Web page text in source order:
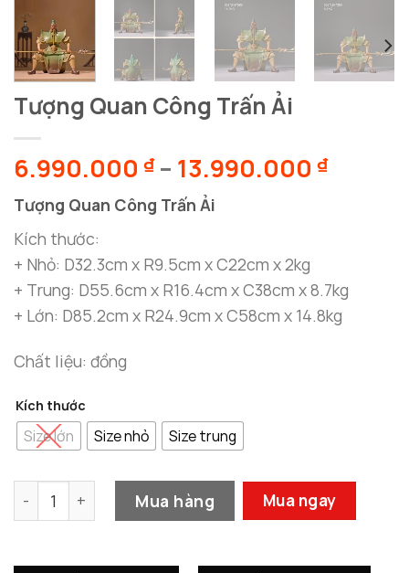
Tượng Quan Công Trấn Ải
6.990.000 ₫ – 13.990.000 ₫
Tượng Quan Công Trấn Ải
Kích thước:
+ Nhỏ: D32.3cm x R9.5cm x C22cm x 2kg
+ Trung: D55.6cm x R16.4cm x C38cm x 8.7kg
+ Lớn: D85.2cm x R24.9cm x C58cm x 14.8kg
Chất liệu: đồng
Kích thước
Size lớn Size nhỏ Size trung
Tượng Quan Công Trấn Ải số lượng
Mua hàng Mua ngay